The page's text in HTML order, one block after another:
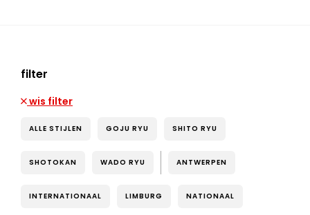
filter
wis filter
ALLE STIJLEN GOJU RYU SHITO RYU
SHOTOKAN WADO RYU ANTWERPEN
INTERNATIONAAL LIMBURG NATIONAAL